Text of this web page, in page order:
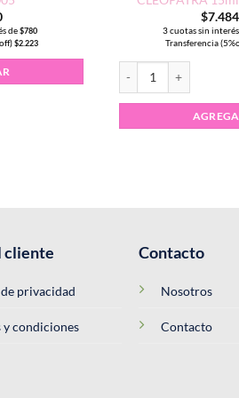
de$780
$2.223
$7.484
3 cuotas sin
Transferencia
cliente
privacidad
y condiciones
Contacto
Nosotros
Contacto